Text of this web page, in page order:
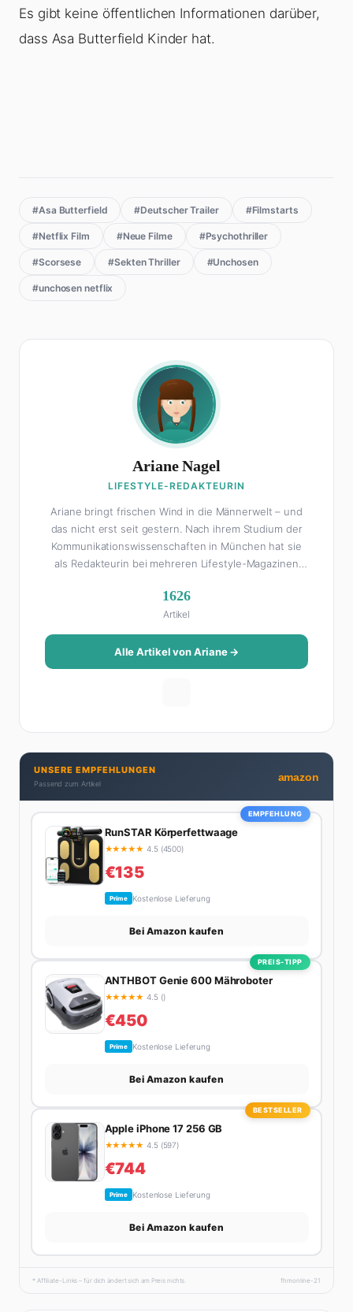
Es gibt keine öffentlichen Informationen darüber,
dass Asa Butterfield Kinder hat.
#Asa Butterfield #Deutscher Trailer #Filmstarts
#Netflix Film #Neue Filme #Psychothriller
#Scorsese #Sekten Thriller #Unchosen
#unchosen netflix
Ariane Nagel
LIFESTYLE-REDAKTEURIN
Ariane bringt frischen Wind in die Männerwelt – und
das nicht erst seit gestern. Nach ihrem Studium der
Kommunikationswissenschaften in München hat sie
als Redakteurin bei mehreren Lifestyle-Magazinen
Als Lifestyle-Redakteurin schreibt sie über alles, was
das Leben schöner macht: von Interior Design und
Reise-Tipps über Food-Trends bis hin zu
Beziehungsratgebern, die auch Männer gerne lesen.
Ihre Geheimwaffe: Sie weiß genau, was Frauen an
Brunch-Spot der Stadt. Ihre Interior-Tipps basieren
auf echter Erfahrung – ihre Wohnung wurde schon
zweimal in Design-Blogs gefeatured.
1626
Artikel
Alle Artikel von Ariane →
UNSERE EMPFEHLUNGEN
Passend zum Artikel
amazon
EMPFEHLUNG
RunSTAR Körperfettwaage
★★★★★ 4.5 (4500)
€135
Prime Kostenlose Lieferung
Bei Amazon kaufen
PREIS-TIPP
ANTHBOT Genie 600 Mähroboter
★★★★★ 4.5 ()
€450
Prime Kostenlose Lieferung
Bei Amazon kaufen
BESTSELLER
Apple iPhone 17 256 GB
★★★★★ 4.5 (597)
€744
Prime Kostenlose Lieferung
Bei Amazon kaufen
* Affiliate-Links – für dich ändert sich am Preis nichts. fhmonline-21